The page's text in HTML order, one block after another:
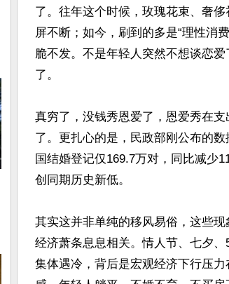
了。往年这个时候，玫瑰花束、奢侈
屏不断；如今，刷到的多是“理性消
脆不发。不是年轻人突然不想谈恋
了。
真穷了，没钱秀恩爱了，恩爱秀在
了。更扎心的是，民政部刚公布的
国结婚登记仅169.7万对，同比减少
创同期历史新低。
其实这并非单纯的移风易俗，这些
经济萧条息息相关。情人节、七夕、
集体遇冷，背后是宏观经济下行压